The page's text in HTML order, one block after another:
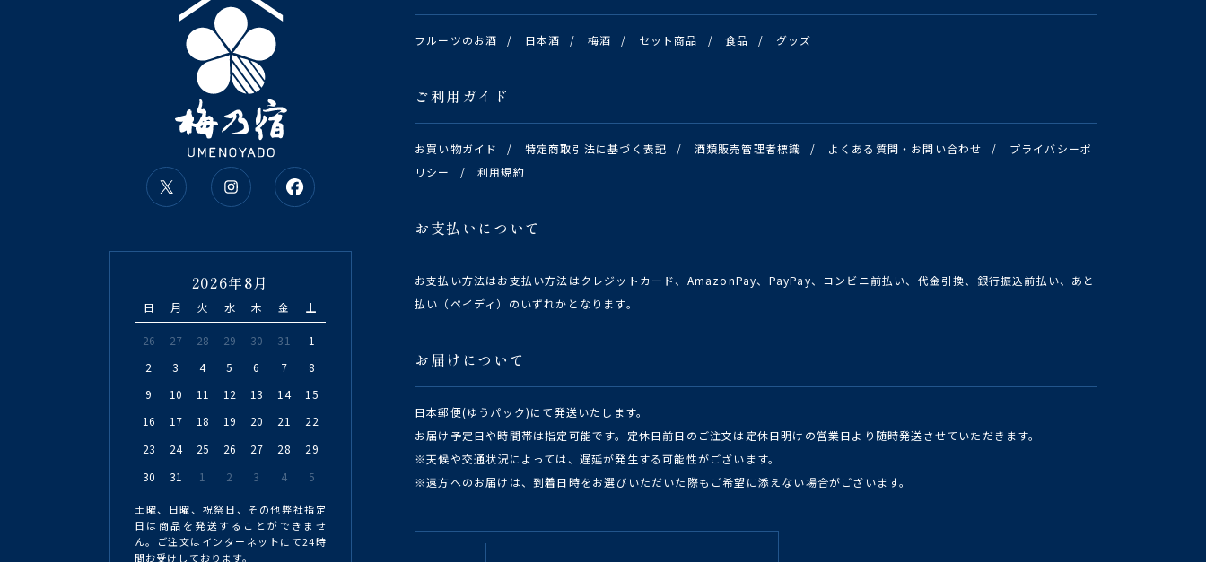
フルーツのお酒 / 日本酒 / 梅酒 / セット商品 / 食品 / グッズ
ご利用ガイド
お買い物ガイド / 特定商取引法に基づく表記 / 酒類販売管理者標識 / よくある質問・お問い合わせ /
プライバシーポ
リシー
/ 利用規約
お支払いについて
お支払い方法はお支払い方法はクレジットカード、AmazonPay、PayPay、コンビニ前払い、代金引換、銀行振込前払い、あと
払い（ペイディ）のいずれかとなります。
お届けについて
日本郵便(ゆうパック)にて発送いたします。
お届け予定日や時間帯は指定可能です。定休日前日のご注文は定休日明けの営業日より随時発送させていただきます。
※天候や交通状況によっては、遅延が発生する可能性がございます。
※遠方へのお届けは、到着日時をお選びいただいた際もご希望に添えない場合がございます。
2026年8月
日 月 火 水 木 金 土
26 27 28 29 30 31
1
2
3 4 5 6 7
8
9
10 11 12 13 14
15
16
17 18 19 20 21
22
23
24 25 26 27 28
29
30
31 1 2 3 4 5
土曜、日曜、祝祭日、その他弊社指定
日は商品を発送することができませ
ん。ご注文はインターネットにて24時
間お受けしております。